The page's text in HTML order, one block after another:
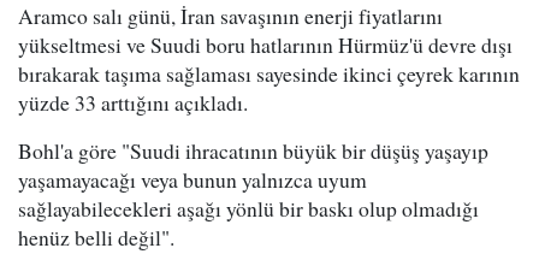
Aramco salı günü, İran savaşının enerji fiyatlarını
yükseltmesi ve Suudi boru hatlarının Hürmüz'ü devre dışı
bırakarak taşıma sağlaması sayesinde ikinci çeyrek karının
yüzde 33 arttığını açıkladı.
Bohl'a göre "Suudi ihracatının büyük bir düşüş yaşayıp
yaşamayacağı veya bunun yalnızca uyum
sağlayabilecekleri aşağı yönlü bir baskı olup olmadığı
henüz belli değil".